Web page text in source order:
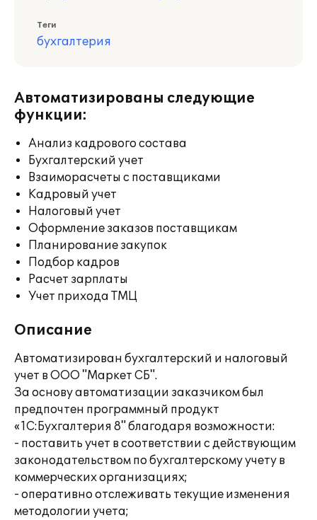
Теги
бухгалтерия
Автоматизированы следующие
функции:
Анализ кадрового состава
Бухгалтерский учет
Взаиморасчеты с поставщиками
Кадровый учет
Налоговый учет
Оформление заказов поставщикам
Планирование закупок
Подбор кадров
Расчет зарплаты
Учет прихода ТМЦ
Описание
Автоматизирован бухгалтерский и налоговый
учет в ООО "Маркет СБ".
За основу автоматизации заказчиком был
предпочтен программный продукт
«1С:Бухгалтерия 8" благодаря возможности:
- поставить учет в соответствии с действующим
законодательством по бухгалтерскому учету в
коммерческих организациях;
- оперативно отслеживать текущие изменения
методологии учета;